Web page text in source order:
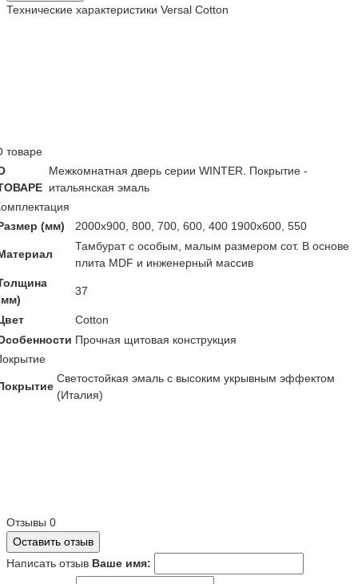
Технические характеристики Versal Cotton
товаре
Межкомнатная дверь серии WINTER. Покрытие -
итальянская эмаль
(мм)
2000х900, 800, 700, 600, 400 1900х600, 550
Тамбурат с особым, малым размером сот. В основе
плита MDF и инженерный массив
37
Cotton
Прочная щитовая конструкция
Светостойкая эмаль с высоким укрывным эффектом
(Италия)
Отзывы 0
Оставить отзыв
Написать отзыв Ваше имя: